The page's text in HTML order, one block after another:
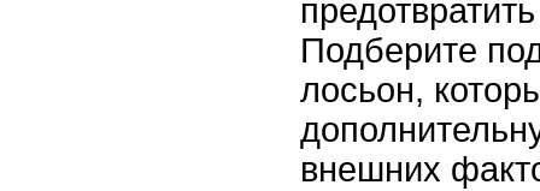
Подберите
лосьон,
внешних